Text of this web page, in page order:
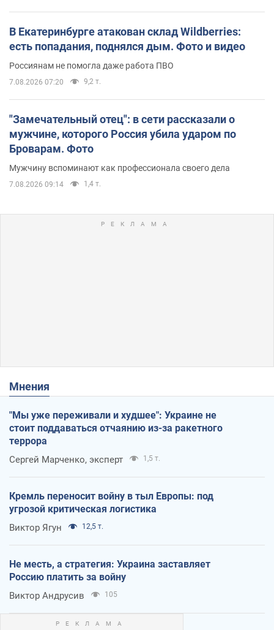
В Екатеринбурге атакован склад Wildberries:
есть попадания, поднялся дым. Фото и видео
Россиянам не помогла даже работа ПВО
7.08.2026 07:20 9,2 т.
"Замечательный отец": в сети рассказали о
мужчине, которого Россия убила ударом по
Броварам. Фото
Мужчину вспоминают как профессионала своего дела
7.08.2026 09:14 1,4 т.
Мнения
"Мы уже переживали и худшее": Украине не
стоит поддаваться отчаянию из-за ракетного
террора
Сергей Марченко, эксперт 1,5 т.
Кремль переносит войну в тыл Европы: под
угрозой критическая логистика
Виктор Ягун 12,5 т.
Не месть, а стратегия: Украина заставляет
Россию платить за войну
Виктор Андрусив 105